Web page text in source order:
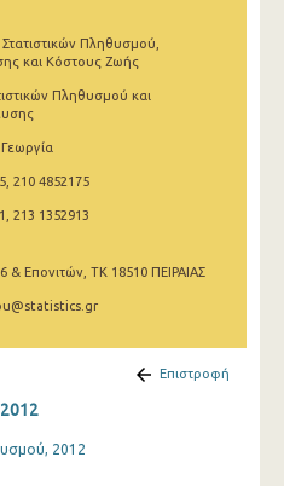
Πληθυσμού,
και Κόστους Ζωής
Πληθυσμού και
210 4852175
213 1352913
& Επονιτών, ΤΚ 18510 ΠΕΙΡΑΙΑΣ
Επιστροφή
2012